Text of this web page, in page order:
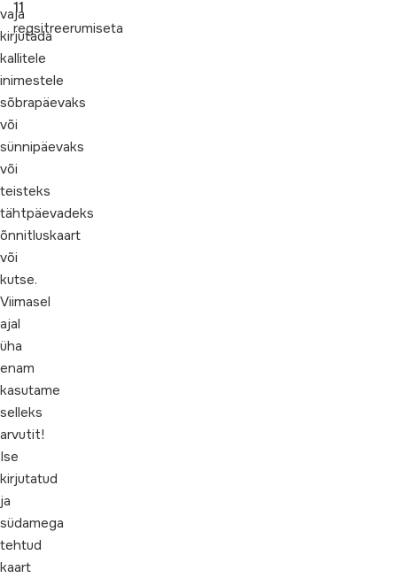
vaja
kirjutada
kallitele
inimestele
sõbrapäevaks
või
sünnipäevaks
või
teisteks
tähtpäevadeks
õnnitluskaart
või
kutse.
Viimasel
ajal
üha
enam
kasutame
selleks
arvutit!
Ise
kirjutatud
ja
südamega
tehtud
kaart
11
regsitreerumiseta